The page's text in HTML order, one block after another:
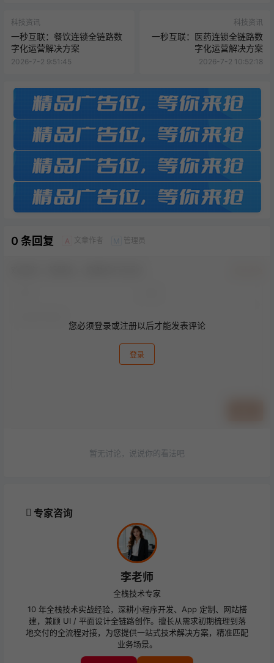
科技资讯
一秒互联：餐饮连锁全链路数
字化运营解决方案
2026-7-2 9:51:45
科技资讯
一秒互联：医药连锁全链路数
字化运营解决方案
2026-7-2 10:52:18
0 条回复 A 文章作者 M 管理员
您必须登录或注册以后才能发表评论
登录
暂无讨论，说说你的看法吧
专家咨询
李老师
全栈技术专家
10 年全栈技术实战经验，深耕小程序开发、App 定制、网站搭
建，兼顾 UI / 平面设计全链路创作。擅长从需求初期梳理到落
地交付的全流程对接，为您提供一站式技术解决方案，精准匹配
业务场景。